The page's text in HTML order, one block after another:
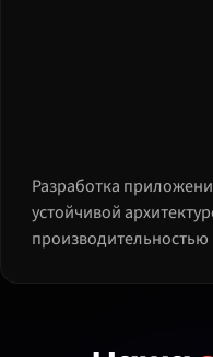
Разработка
устойчивой
производительностью